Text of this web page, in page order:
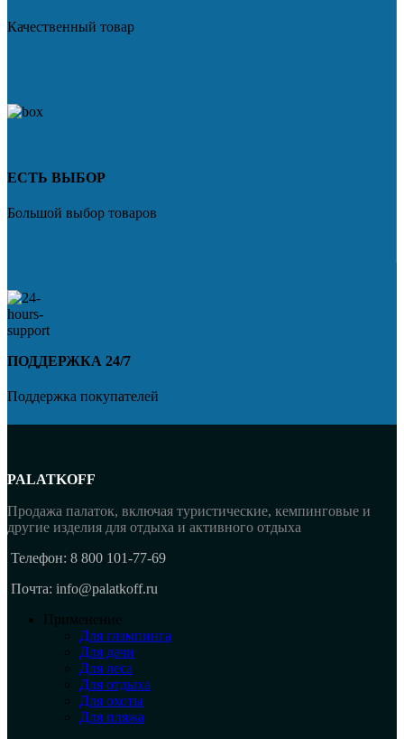
Качественный товар
ЕСТЬ ВЫБОР
Большой выбор товаров
ПОДДЕРЖКА 24/7
Поддержка покупателей
PALATKOFF
Продажа палаток, включая туристические, кемпинговые и
другие изделия для отдыха и активного отдыха
Телефон: 8 800 101-77-69
Почта: info@palatkoff.ru
Применение
Для глэмпинга
Для дачи
Для леса
Для отдыха
Для охоты
Для пляжа